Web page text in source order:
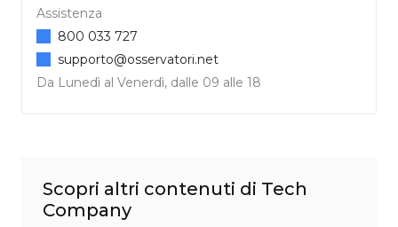
Assistenza
Da Lunedì al Venerdì, dalle 09 alle 18
800 033 727
supporto@osservatori.net
Scopri altri contenuti di Tech
Company